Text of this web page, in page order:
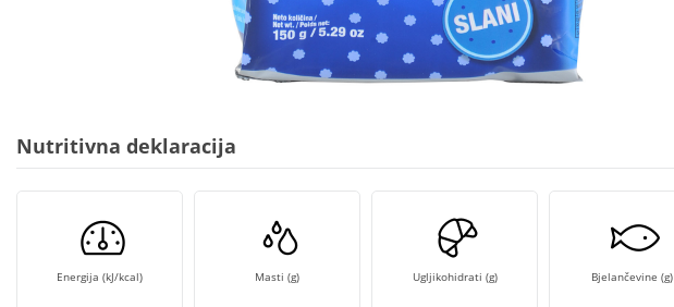
Nutritivna deklaracija
Energija (kJ/kcal) Masti (g) Ugljikohidrati (g) Bjelančevine (g)